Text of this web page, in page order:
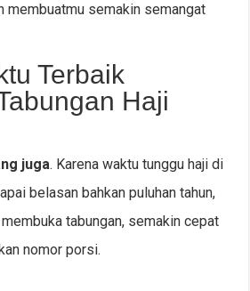
membuatmu semakin semangat
Terbaik
Haji
juga. Karena waktu tunggu haji di
belasan bahkan puluhan tahun,
tabungan, semakin cepat
nomor porsi.